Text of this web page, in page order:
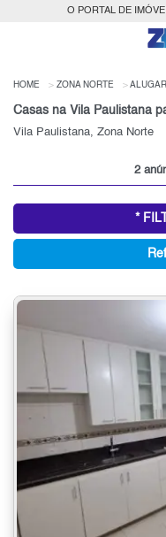
O PORTAL DE
HOME ZONA NORTE ALUGAR
Vila Paulistana, Zona Norte
2
*